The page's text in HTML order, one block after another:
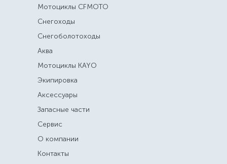
Мотоциклы CFMOTO
Снегоходы
Снегоболотоходы
Аква
Мотоциклы KAYO
Экипировка
Аксессуары
Запасные части
Сервис
О компании
Контакты